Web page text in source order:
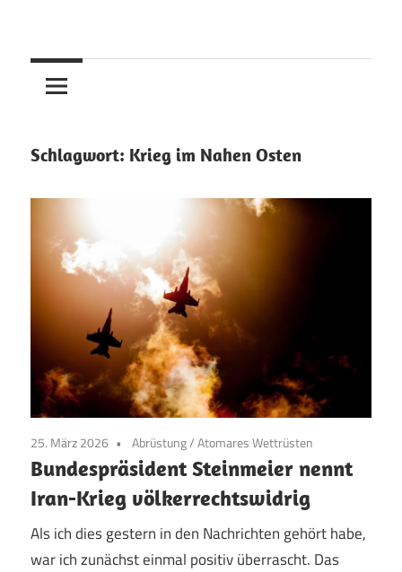
content
Schlagwort: Krieg im Nahen Osten
25. März 2026 Abrüstung/Atomares Wettrüsten
Bundespräsident Steinmeier nennt
Iran-Krieg völkerrechtswidrig
Als ich dies gestern in den Nachrichten gehört habe,
war ich zunächst einmal positiv überrascht. Das